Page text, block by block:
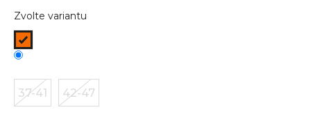
Zvolte variantu
37-41 42-47
D
o